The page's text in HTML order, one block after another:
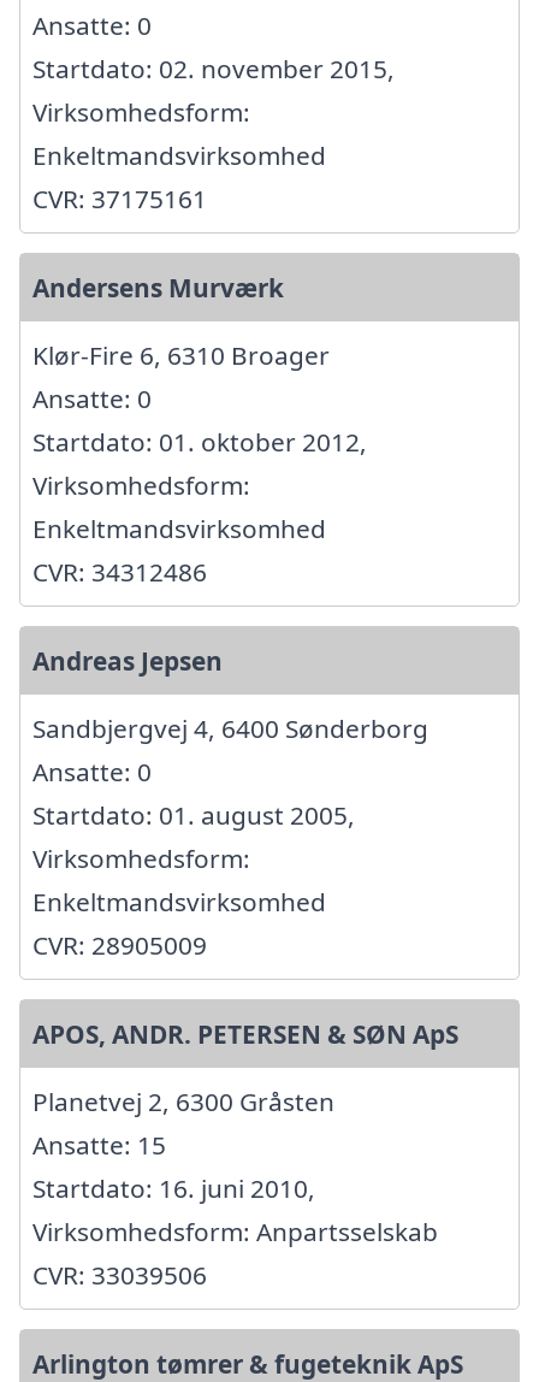
Ansatte: 0
Startdato: 02. november 2015,
Virksomhedsform:
Enkeltmandsvirksomhed
CVR: 37175161
Andersens Murværk
Klør-Fire 6, 6310 Broager
Ansatte: 0
Startdato: 01. oktober 2012,
Virksomhedsform:
Enkeltmandsvirksomhed
CVR: 34312486
Andreas Jepsen
Sandbjergvej 4, 6400 Sønderborg
Ansatte: 0
Startdato: 01. august 2005,
Virksomhedsform:
Enkeltmandsvirksomhed
CVR: 28905009
APOS, ANDR. PETERSEN & SØN ApS
Planetvej 2, 6300 Gråsten
Ansatte: 15
Startdato: 16. juni 2010,
Virksomhedsform: Anpartsselskab
CVR: 33039506
Arlington tømrer & fugeteknik ApS